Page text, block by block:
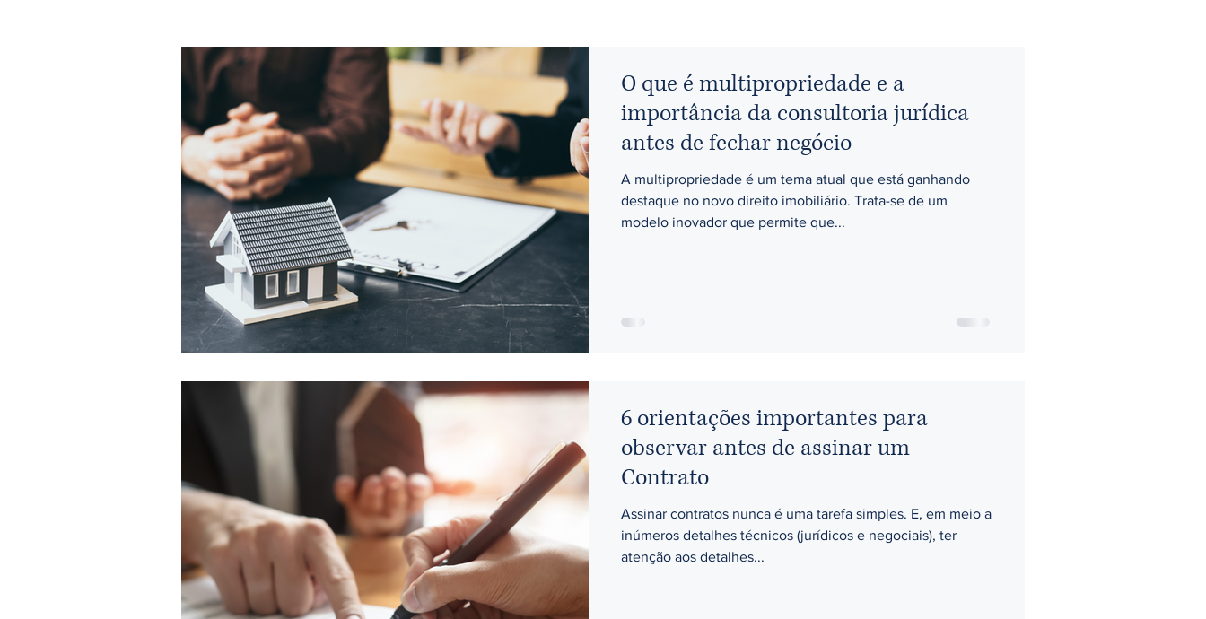
O que é multipropriedade e a
importância da consultoria jurídica
antes de fechar negócio
A multipropriedade é um tema atual que está ganhando
destaque no novo direito imobiliário. Trata-se de um
modelo inovador que permite que...
6 orientações importantes para
observar antes de assinar um
Contrato
Assinar contratos nunca é uma tarefa simples. E, em meio a
inúmeros detalhes técnicos (jurídicos e negociais), ter
atenção aos detalhes...